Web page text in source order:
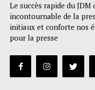
Le succès rapide du
incontournable de la
initiaux et conforte nos
pour la presse